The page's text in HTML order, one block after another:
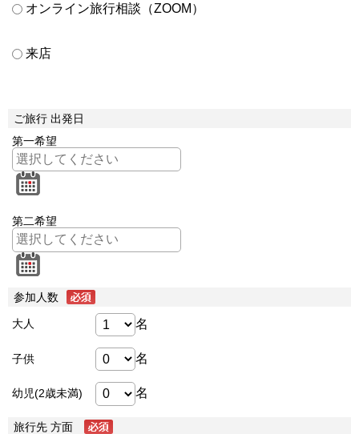
オンライン旅行相談（ZOOM）
来店
ご旅行 出発日
第一希望
第二希望
参加人数
大人 名
子供 名
幼児(2歳未満) 名
旅行先 方面